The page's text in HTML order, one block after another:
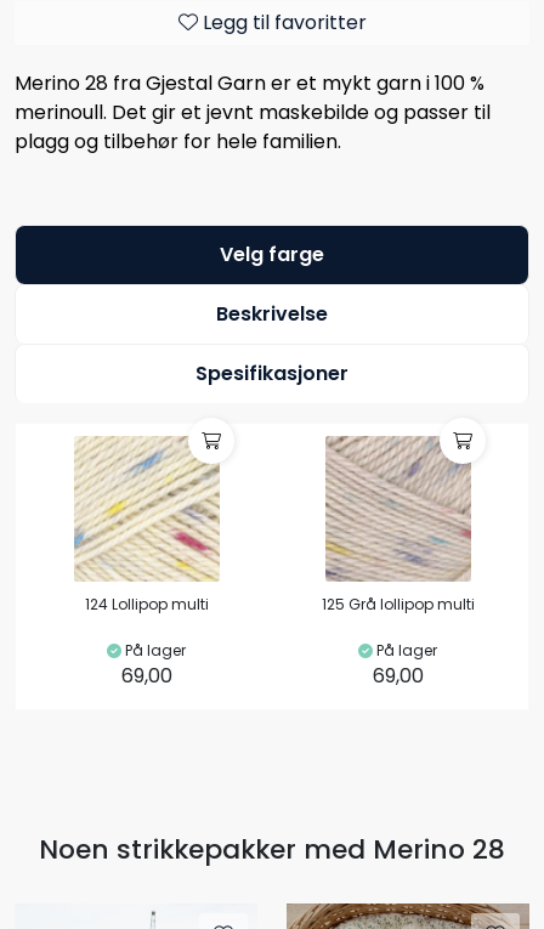
Legg til favoritter
Merino 28 fra Gjestal Garn er et mykt garn i 100 %
merinoull. Det gir et jevnt maskebilde og passer til
plagg og tilbehør for hele familien.
Velg farge
Beskrivelse
Spesifikasjoner
124 Lollipop multi
På lager
69,00
125 Grå lollipop multi
På lager
69,00
Noen strikkepakker med Merino 28